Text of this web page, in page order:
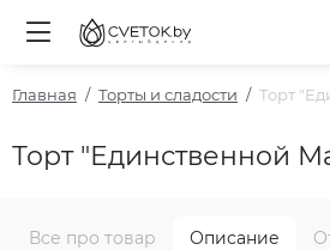
Главная Торты и сладости Торт
Торт "Единственной
Все про товар Описание